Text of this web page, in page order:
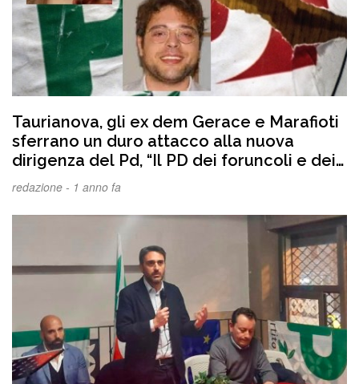
Taurianova, gli ex dem Gerace e Marafioti
sferrano un duro attacco alla nuova
dirigenza del Pd, “Il PD dei foruncoli e dei
favori. La neo segretaria D’Anna era
elezioni comunali”
redazione - 1 anno fa